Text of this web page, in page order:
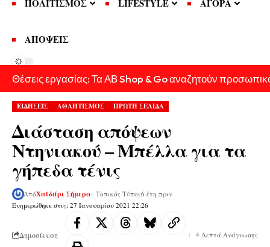
ΠΟΛΙΤΙΣΜΟΣ LIFESTYLE ΑΓΟΡΑ
ΑΠΟΨΕΙΣ
Θέσεις εργασίας: Τα ΑΒ Shop & Go αναζητούν
ΕΙΔΗΣΕΙΣ ΑΘΛΗΤΙΣΜΟΣ ΠΡΩΤΗ ΣΕΛΙΔΑ
Διάσταση απόψεων
Ντηνιακού – Μπέλλα για τα
γήπεδα τένις
Ενημερώθηκε στις: 27 Ιανουαρίου 2021 22:26
ΑπόΧαϊδάρι Σήμερα- Τοπικός Τύπος6 έτη πριν
Δημοσίευση 4 Λεπτά Ανάγνωσης